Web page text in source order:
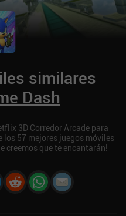
similares
Dash
3D Corredor Arcade para
los 57 mejores juegos móviles
creemos que te encantarán!